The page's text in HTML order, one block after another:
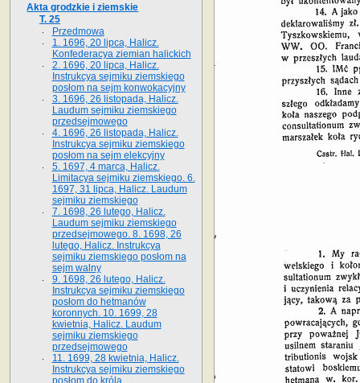
Akta grodzkie i ziemskie
T. 25
Przedmowa
1. 1696, 20 lipca, Halicz.
Konfederacya ziemian halickich
2. 1696, 20 lipca, Halicz.
Instrukcya sejmiku ziemskiego
posłom na sejm konwokacyjny
3. 1696, 26 listopada, Halicz.
Laudum sejmiku ziemskiego
przedsejmowego
4. 1696, 26 listopada, Halicz.
Instrukcya sejmiku ziemskiego
posłom na sejm elekcyjny
5. 1697, 4 marca, Halicz.
Limitacya sejmiku ziemskiego. 6.
1697, 31 lipca, Halicz. Laudum
sejmiku ziemskiego
7. 1698, 26 lutego, Halicz.
Laudum sejmiku ziemskiego
przedsejmowego. 8. 1698, 26
lutego, Halicz. Instrukcya
sejmiku ziemskiego posłom na
sejm walny
9. 1698, 26 lutego, Halicz.
Instrukcya sejmiku ziemskiego
posłom do hetmanów
koronnych. 10. 1699, 28
kwietnia, Halicz. Laudum
sejmiku ziemskiego
przedsejmowego
11. 1699, 28 kwietnia, Halicz.
Instrukcya sejmiku ziemskiego
posłom do króla